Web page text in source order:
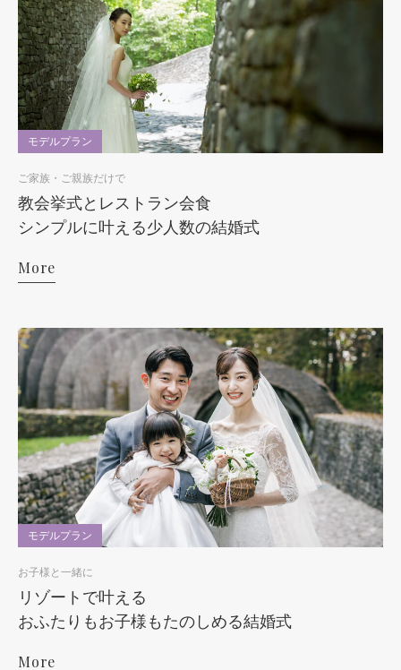
モデルプラン
ご家族・ご親族だけで
教会挙式とレストラン会食
シンプルに叶える少人数の結婚式
More
モデルプラン
お子様と一緒に
リゾートで叶える
おふたりもお子様もたのしめる結婚式
More